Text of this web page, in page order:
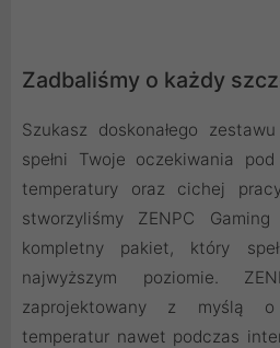
Zadbaliśmy o każdy
Szukasz doskonałego
spełni Twoje oczekiwania
temperatury oraz cichej
stworzyliśmy ZENPC
kompletny pakiet, który
najwyższym poziomie.
zaprojektowany z myślą
temperatur nawet podczas